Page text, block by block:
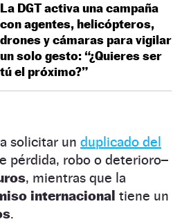
La DGT activa una campaña
con agentes, helicópteros,
drones y cámaras para vigilar
un solo gesto: “¿Quieres ser
tú el próximo?”
solicitar un duplicado del
pérdida, robo o deterioro–
, mientras que la
internacional tiene un
.